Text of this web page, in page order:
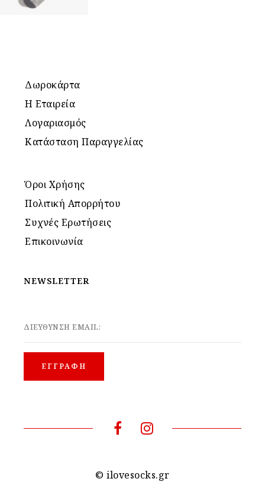
Δωροκάρτα
Η Εταιρεία
Λογαριασμός
Κατάσταση Παραγγελίας
Όροι Χρήσης
Πολιτική Απορρήτου
Συχνές Ερωτήσεις
Επικοινωνία
NEWSLETTER
ΔΙΕΥΘΥΝΣΗ EMAIL:
© ilovesocks.gr